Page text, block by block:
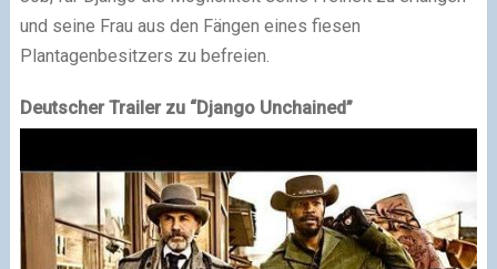
und seine Frau aus den Fängen eines fiesen
Plantagenbesitzers zu befreien.
Deutscher Trailer zu “Django Unchained”